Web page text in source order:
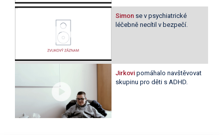
Simon se v psychiatrické
léčebně necítil v bezpečí.
Jirkovipomáhalo navštěvovat
skupinu pro děti s ADHD.